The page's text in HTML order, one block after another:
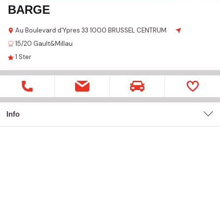
BARGE
Au Boulevard d'Ypres 33 1000 BRUSSEL CENTRUM
15/20 Gault&Millau
1 Ster
Info